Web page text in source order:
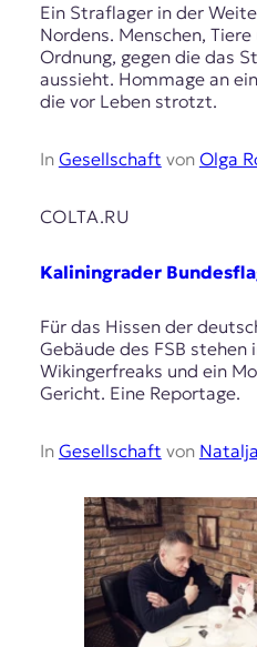
Ein Straflager in der
Nordens. Menschen,
Ordnung, gegen die das
aussieht. Hommage an
die vor Leben strotzt.
In Gesellschaft von Olga
COLTA.RU
Kaliningrader
Für das Hissen der
Gebäude des FSB stehen
Wikingerfreaks und ein
Gericht. Eine Reportage.
In Gesellschaft von